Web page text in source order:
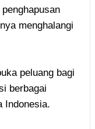
menghalangi
peluang bagi
berbagai
Indonesia.